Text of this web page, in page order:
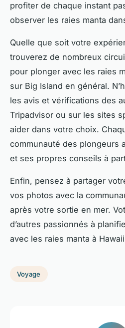
profiter de chaque instant
observer les raies manta
Quelle que soit votre
trouverez de nombreux
pour plonger avec les raies
sur Big Island en général.
les avis et vérifications des
Tripadvisor ou sur les sites
aider dans votre choix.
communauté des plongeurs
et ses propres conseils à
Enfin, pensez à partager
vos photos avec la
après votre sortie en mer.
d’autres passionnés à
avec les raies manta à
Voyage